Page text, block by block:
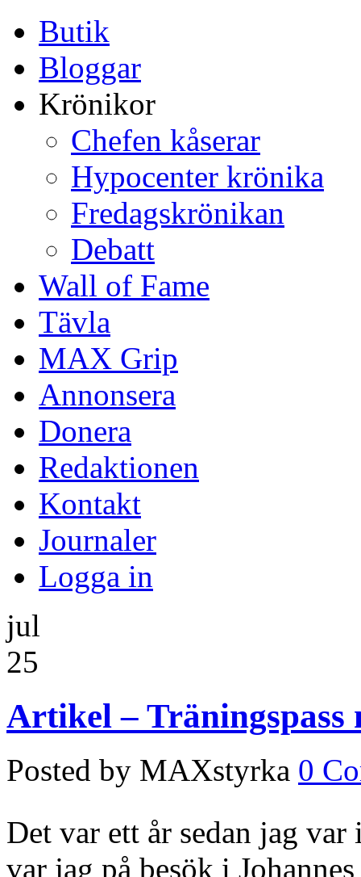
Butik
Bloggar
Krönikor
Chefen kåserar
Hypocenter krönika
Fredagskrönikan
Debatt
Wall of Fame
Tävla
MAX Grip
Annonsera
Donera
Redaktionen
Kontakt
Journaler
Logga in
jul
25
Artikel – Träningspass
Posted by MAXstyrka 0
Det var ett år sedan jag
var jag på besök i